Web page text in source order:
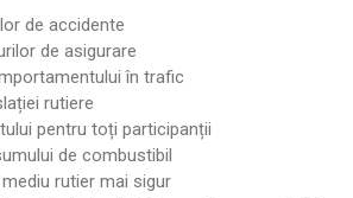
de accidente
de asigurare
în trafic
rutiere
pentru toți participanții
de combustibil
rutier mai sigur